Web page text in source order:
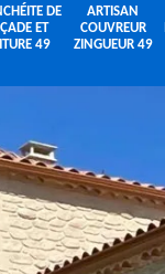
DE
ET
49
ARTISAN
COUVREUR
ZINGUEUR 49